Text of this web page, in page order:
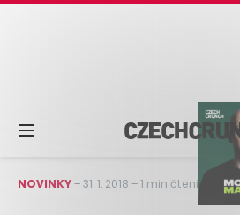
NOVINKY–31. 1. 2018 –1 min čtení